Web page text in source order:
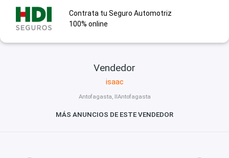
Contrata tu Seguro Automotriz
100% online
Vendedor
isaac
Antofagasta, IIAntofagasta
MÁS ANUNCIOS DE ESTE VENDEDOR